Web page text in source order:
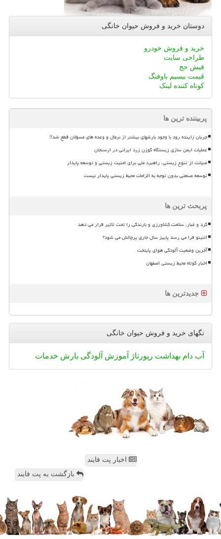
دوستان خرید و فروش حیوان خانگی
خرید و فروش خودرو
طراحی سایت
فیش حج
قیمت بیسیم باوفنگ
کوتاه کننده لینک
پربیننده ترین ها
جریان زاینده رود با وجود بارشهای بیشتر از نرمال و وعده های مسؤلان قطع شد!!
عملیات ایمن سازی زیستگاه گوزن زرد ایرانی در ارسنجان
صیانت از تنوع زیستی، راهبرد ملی برای امنیت زیستی و توسعه پایدار
توسعه صنعتی بدون توجه به الزامات محیط زیستی پایدار نیست
پربحث ترین ها
گرد و غبار، سلامت کشاورزی و بارندگی را تحت تأثیر قرار می دهد
النینو فرا می رسد پاییز سال جاری پرچالش می شود؟
آخرین وضعیت آلودگی هوای پایتخت
اخبار کوتاه محیط زیستی اصفهان
جدیدترین ها
تگهای خرید و فروش حیوان خانگی
آب دام بهداشت رپورتاژ آموزش آلودگی بارش خدمات
اخبار پت فایند
بازگشت به پت فایند